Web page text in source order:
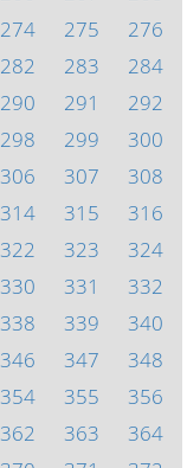
274 275
276
282 283
284
290 291
292
298 299
300
306 307
308
314 315
316
322 323
324
330 331
332
338 339
340
346 347
348
354 355
356
362 363
364